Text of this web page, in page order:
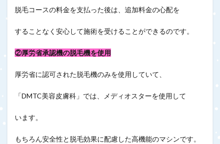
脱毛コースの料金を支払った後は、追加料金の心配を
することなく安心して施術を受けることができるのです。
②厚労省承認機の脱毛機を使用
厚労省に認可された脱毛機のみを使用していて、
「DMTC美容皮膚科」では、メディオスターを使用して
います。
もちろん安全性と脱毛効果に配慮した高機能のマシンです。